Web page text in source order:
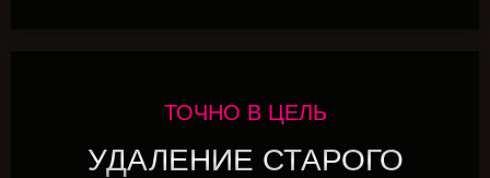
ТОЧНО В ЦЕЛЬ
УДАЛЕНИЕ СТАРОГО